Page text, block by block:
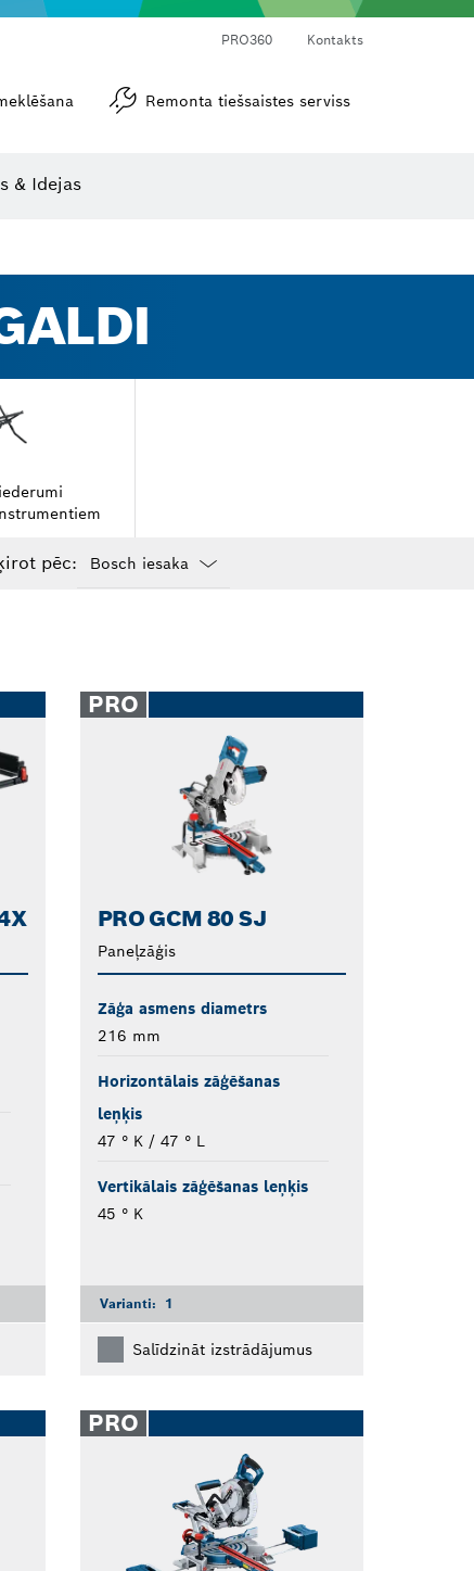
PRO360 Kontakts
Remonta tiešsaistes serviss
& Idejas
pēc:
PRO
PRO GCM 80 SJ
Paneļzāģis
Zāģa asmens diametrs
216 mm
Horizontālais zāģēšanas
leņķis
47 ° K / 47 ° L
Vertikālais zāģēšanas leņķis
45 ° K
Varianti: 1
Salīdzināt izstrādājumus
PRO